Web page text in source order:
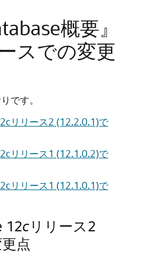
概要』
スでの変更
です。
リリース2 (12.2.0.1)で
リリース1 (12.1.0.2)で
リリース1 (12.1.0.1)で
12cリリース2
点